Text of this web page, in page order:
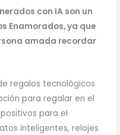
con IA son un
Enamorados, ya que
amada recordar
regalos tecnológicos
para regalar en el
para el
inteligentes, relojes